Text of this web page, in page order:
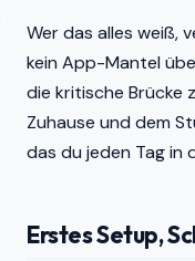
Wer das alles weiß,
kein App-Mantel
die kritische Brücke
Zuhause und dem
das du jeden Tag in
Erstes Setup,